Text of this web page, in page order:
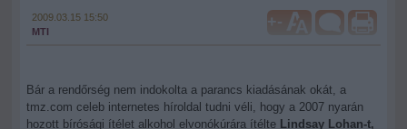
2009.03.15 15:50
MTI
+-
Bár a rendőrség nem indokolta a parancs kiadásának okát, a
tmz.com celeb internetes híroldal tudni véli, hogy a 2007 nyarán
hozott bírósági ítélet alkohol elvonókúrára ítélte Lindsay Lohan-t,